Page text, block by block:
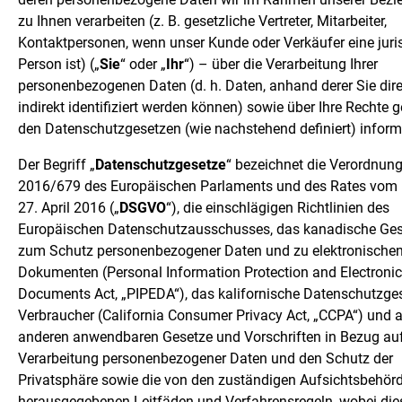
zu Ihnen verarbeiten (z. B. gesetzliche Vertreter, Mitarbeiter,
Kontaktpersonen, wenn unser Kunde oder Verkäufer eine
Person ist) („Sie“ oder „Ihr“) – über die Verarbeitung Ihrer
personenbezogenen Daten (d. h. Daten, anhand derer Sie
indirekt identifiziert werden können) sowie über Ihre Rechte
den Datenschutzgesetzen (wie nachstehend definiert)
Der Begriff „Datenschutzgesetze“ bezeichnet die
2016/679 des Europäischen Parlaments und des Rates vom
27. April 2016 („DSGVO“), die einschlägigen Richtlinien des
Europäischen Datenschutzausschusses, das kanadische
zum Schutz personenbezogener Daten und zu
Dokumenten (Personal Information Protection and Electronic
Documents Act, „PIPEDA“), das kalifornische
Verbraucher (California Consumer Privacy Act, „CCPA“) und
anderen anwendbaren Gesetze und Vorschriften in Bezug
Verarbeitung personenbezogener Daten und den Schutz der
Privatsphäre sowie die von den zuständigen